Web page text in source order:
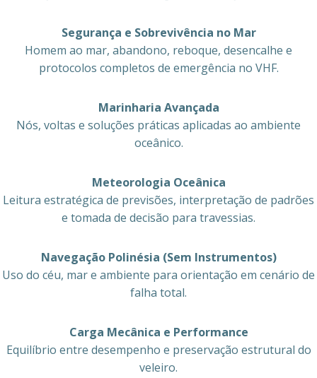
Segurança e Sobrevivência no Mar
Homem ao mar, abandono, reboque, desencalhe e
protocolos completos de emergência no VHF.
Marinharia Avançada
Nós, voltas e soluções práticas aplicadas ao ambiente
oceânico.
Meteorologia Oceânica
Leitura estratégica de previsões, interpretação de padrões
e tomada de decisão para travessias.
Navegação Polinésia (Sem Instrumentos)
Uso do céu, mar e ambiente para orientação em cenário de
falha total.
Carga Mecânica e Performance
Equilíbrio entre desempenho e preservação estrutural do
veleiro.